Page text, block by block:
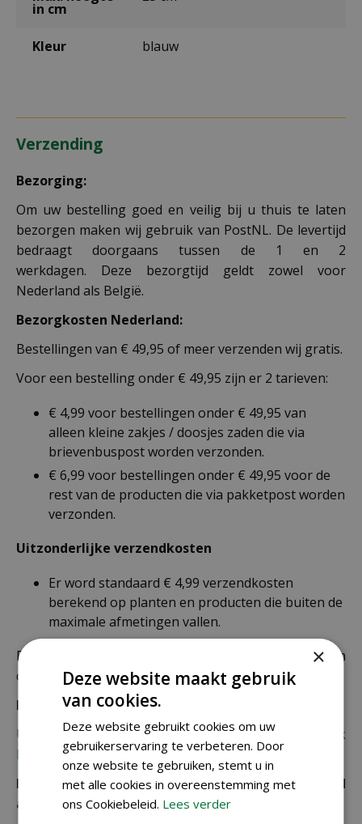
in cm
Kleur blauw
Verzending
Bezorging:
Om uw bestelling goed en veilig bij u thuis te laten
bezorgen maken wij gebruik van PostNL. De levertijd
bedraagt doorgaans tussen de 1 en 2
werkdagen. Deze bezorgtijd geldt zowel voor
Nederland als België.
Bezorgkosten Nederland:
Bestellingen van € 49,95 of meer verzenden wij gratis.
Voor een bestelling onder € 49,95 zijn er 2 tarieven:
€ 4,99 voor bestellingen onder € 49,95 van
alleen kleine zakjes / doosjes zaden die via
brievenbuspost worden verzonden.
€ 6,99 voor bestellingen onder € 49,95 voor de
rest van de producten die via pakketpost worden
verzonden.
Uitzonderlijke verzendkosten
Er word standaard € 4,99 verzendkosten
berekend op planten en producten die buiten de
maximale afmetingen vallen.
De juiste verzendkosten worden in de laatste stap van
de winkelwagen berekend.
Bezorgkosten overige landen:
Uiteraard verzenden wij ook buiten Nederland,
bekijk
hier de verzendkosten.
Let op: extra kosten bij niet ophalen of verkeerd
adres
×
Deze website maakt gebruik
van cookies.
Deze website gebruikt cookies om uw
gebruikerservaring te verbeteren. Door
onze website te gebruiken, stemt u in
met alle cookies in overeenstemming met
ons Cookiebeleid. Lees verder